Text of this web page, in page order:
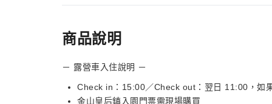
商品說明
－ 露營車入住說明 －
Check in：15:00／Check out：翌日 11:00，如
金山皇后鎮入園門票需現場購買